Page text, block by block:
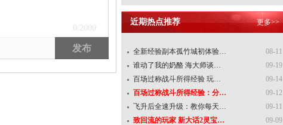
0 /2000
发布
近期热点推荐 更多>>
08-11
全新经验副本孤竹城初体验…
09-19
谁动了我的奶酪 海大师谈…
09-14
百场过称战斗所得经验 玩…
09-12
百场过称战斗所得经验：分…
09-11
飞升后全速升级：教你每天…
09-09
致回流的玩家 新大话2灵宝…